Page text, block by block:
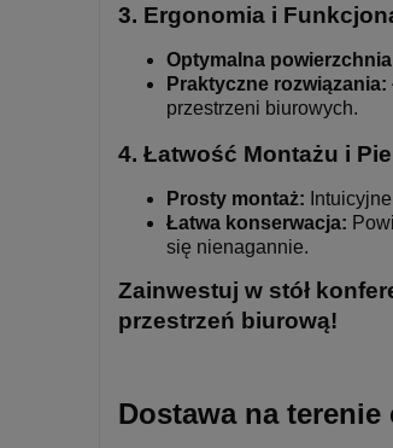
3. Ergonomia i
Optymalna
Praktyczne rozwiązania:
przestrzeni biurowych.
4. Łatwość Montażu i
Prosty montaż:
Łatwa konserwacja:
się nienagannie.
Zainwestuj w stół
przestrzeń biurową!
Dostawa na terenie